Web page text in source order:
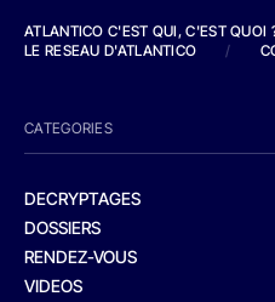
ATLANTICO C'EST QUI, C'EST QUOI
LE RESEAU D'ATLANTICO
/
CATEGORIES
DECRYPTAGES
DOSSIERS
RENDEZ-VOUS
VIDEOS